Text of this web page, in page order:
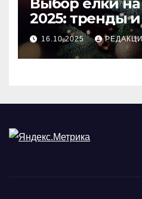
2025: тренды
идеального
16.10.2025